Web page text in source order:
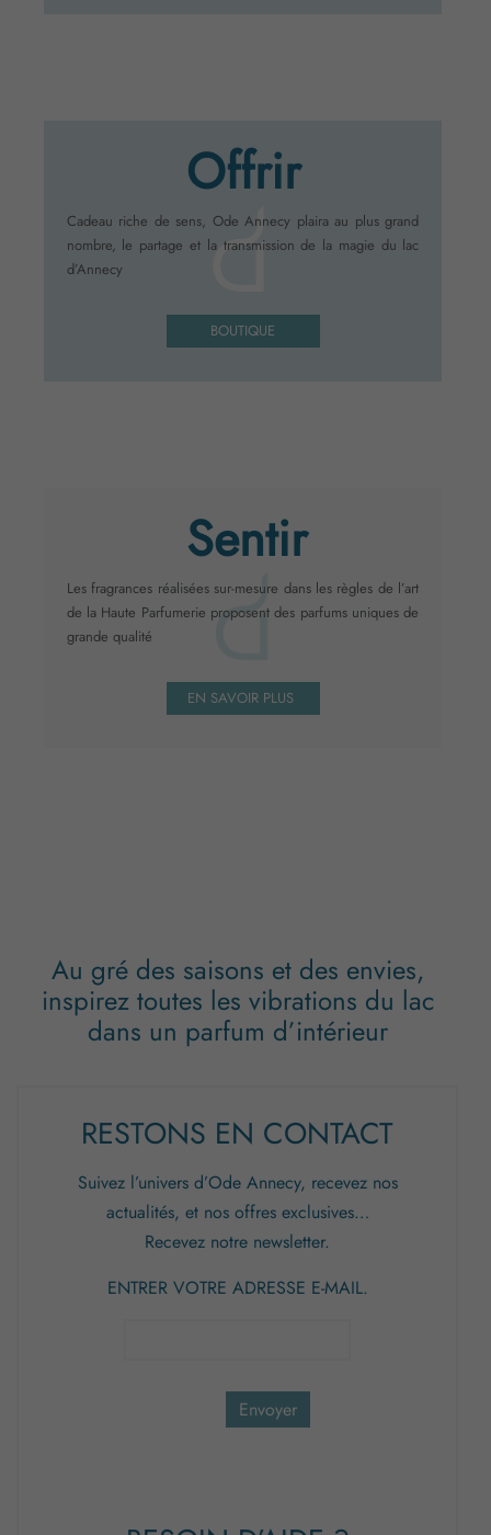
Offrir
Cadeau riche de sens, Ode Annecy plaira au plus grand
nombre, le partage et la transmission de la magie du lac
d’Annecy
BOUTIQUE
Sentir
Les fragrances réalisées sur-mesure dans les règles de l’art
de la Haute Parfumerie proposent des parfums uniques de
grande qualité
EN SAVOIR PLUS
Au gré des saisons et des envies,
inspirez toutes les vibrations du lac
dans un parfum d’intérieur
RESTONS EN CONTACT
Suivez l’univers d’Ode Annecy, recevez nos
actualités, et nos offres exclusives…
Recevez notre newsletter.
ENTRER VOTRE ADRESSE E-MAIL.